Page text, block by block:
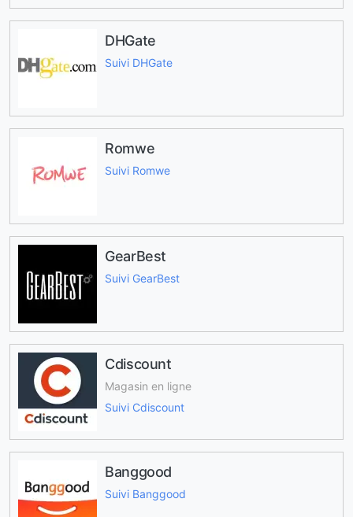
DHGate
Suivi DHGate
Romwe
Suivi Romwe
GearBest
Suivi GearBest
Cdiscount
Magasin en ligne
Suivi Cdiscount
Banggood
Suivi Banggood